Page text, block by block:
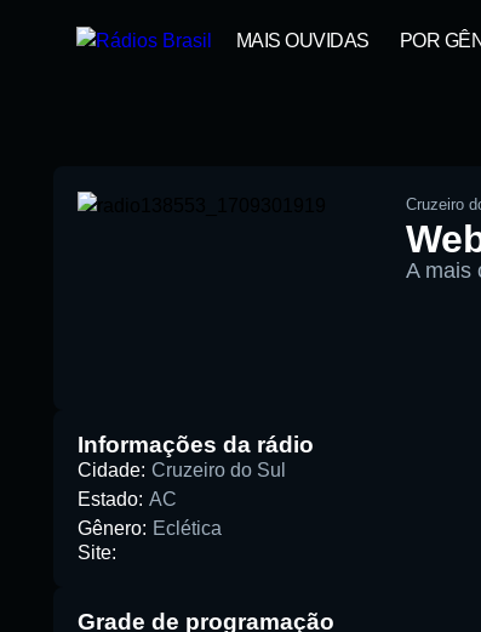
MAIS OUVIDAS POR
Cruzeiro
A mais
Informações da rádio
Cidade: Cruzeiro do Sul
Estado: AC
Gênero: Eclética
Site:
Grade de programação